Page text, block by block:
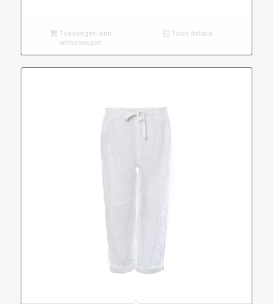
Toevoegen aan
winkelwagen
Toon details